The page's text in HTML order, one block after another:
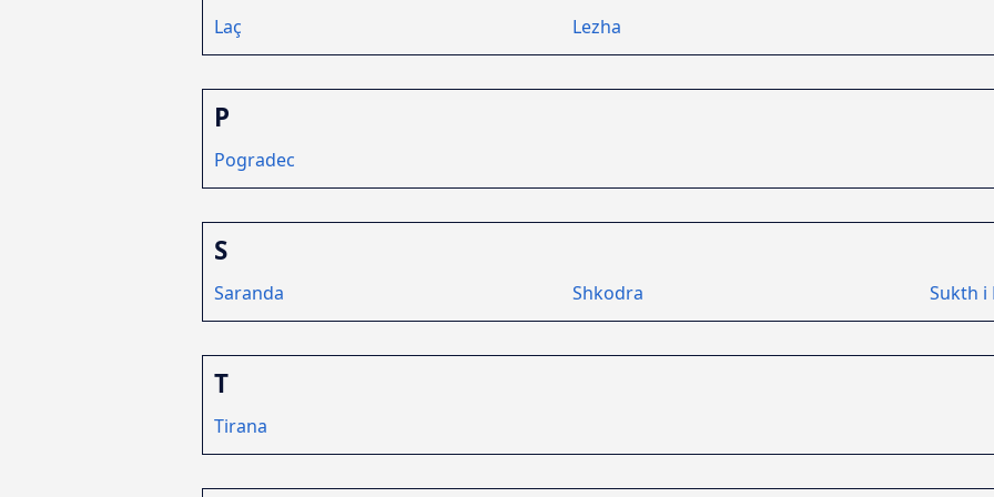
Laç Lezha
P
Pogradec
S
Saranda Shkodra Sukth i
T
Tirana